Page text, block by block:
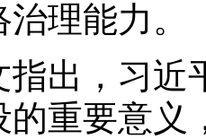
理能力。
，习近
的重要意义